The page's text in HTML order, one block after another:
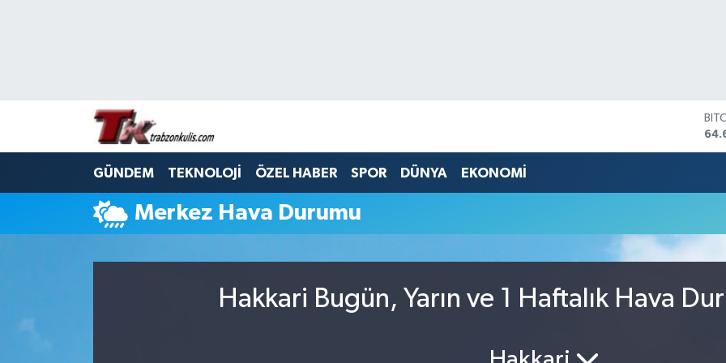
GÜNDEM TEKNOLOJİ ÖZEL HABER SPOR DÜNYA EKONOMİ
Merkez Hava Durumu
Hakkari Bugün, Yarın ve 1 Haftalık Hava
Trabzon Namaz Vakitleri
Süper Lig Puan Durumu ve Fikstür